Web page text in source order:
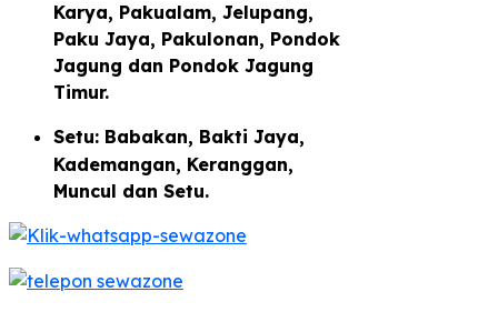
Karya, Pakualam, Jelupang,
Paku Jaya, Pakulonan, Pondok
Jagung dan Pondok Jagung
Timur.
Setu: Babakan, Bakti Jaya,
Kademangan, Keranggan,
Muncul dan Setu.